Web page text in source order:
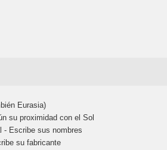
Eurasia)
su proximidad con el Sol
- Escribe sus nombres
su fabricante